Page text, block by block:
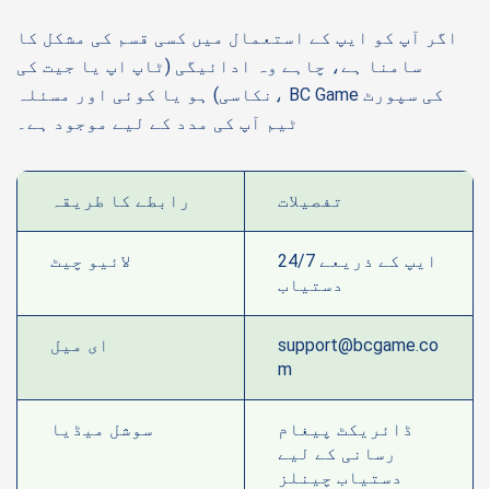
اگر آپ کو ایپ کے استعمال میں کسی قسم کی مشکل کا
سامنا ہے، چاہے وہ ادائیگی (ٹاپ اپ یا جیت کی
نکاسی) ہو یا کوئی اور مسئلہ، BC Game کی سپورٹ
ٹیم آپ کی مدد کے لیے موجود ہے۔
رابطے کا طریقہ تفصیلات
لائیو چیٹ
ایپ کے ذریعے 24/7
دستیاب
ای میل
support@bcgame.co
m
سوشل میڈیا
ڈائریکٹ پیغام
رسانی کے لیے
دستیاب چینلز